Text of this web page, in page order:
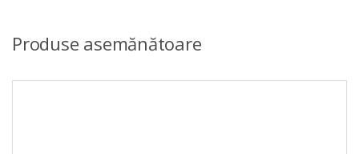
Produse asemănătoare